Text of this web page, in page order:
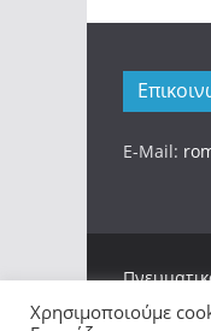
E-Mail:
Θέμα:
Χρησιμοποιούμε